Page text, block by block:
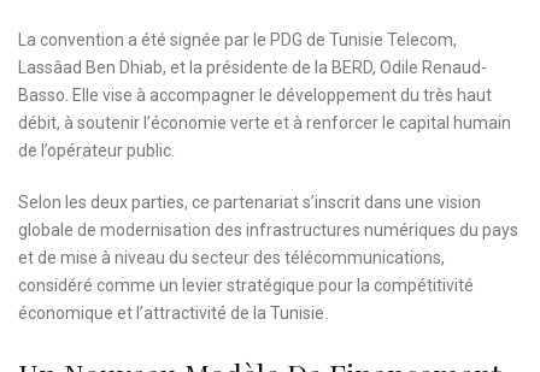
La convention a été signée par le PDG de Tunisie Telecom,
Lassâad Ben Dhiab, et la présidente de la BERD, Odile Renaud-
Basso. Elle vise à accompagner le développement du très haut
débit, à soutenir l’économie verte et à renforcer le capital humain
de l’opérateur public.
Selon les deux parties, ce partenariat s’inscrit dans une vision
globale de modernisation des infrastructures numériques du pays
et de mise à niveau du secteur des télécommunications,
considéré comme un levier stratégique pour la compétitivité
économique et l’attractivité de la Tunisie.